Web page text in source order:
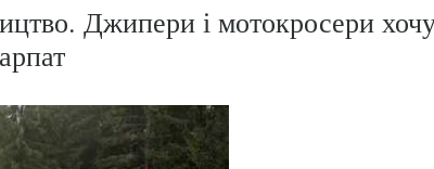
Джипери і мотокросери